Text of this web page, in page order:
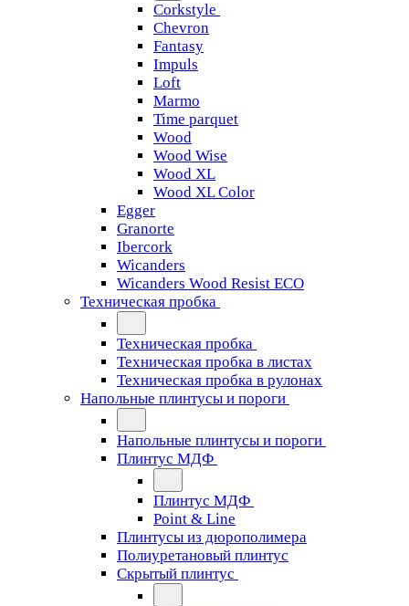
Corkstyle
Chevron
Fantasy
Impuls
Loft
Marmo
Time parquet
Wood
Wood Wise
Wood XL
Wood XL Color
Egger
Granorte
Ibercork
Wicanders
Wicanders Wood Resist ECO
Техническая пробка
Техническая пробка
Техническая пробка в листах
Техническая пробка в рулонах
Напольные плинтусы и пороги
Напольные плинтусы и пороги
Плинтус МДФ
Плинтус МДФ
Point & Line
Плинтусы из дюрополимера
Полиуретановый плинтус
Скрытый плинтус